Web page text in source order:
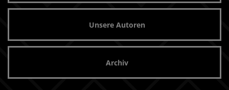
Unsere Autoren
Archiv